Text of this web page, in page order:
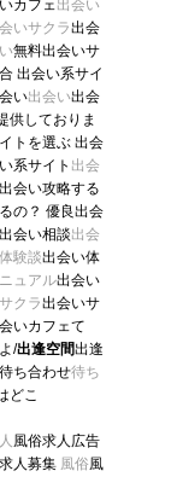
カフェ出会い
いサクラ出会
無料出会いサ
出会い系サイ
い出会い出会
供しておりま
トを選ぶ 出会
系サイト 出会
出会い攻略する
の？ 優良出会
会い相談出会
験談出会い体
ュアル出会い
クラ出会いサ
いカフェて
/出逢空間出逢
ち合わせ待ち
どこ
風俗求人広告
人募集 風俗風